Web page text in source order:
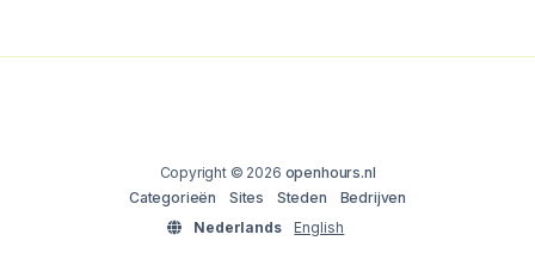
Copyright © 2026 openhours.nl
Categorieën
Sites Steden
Bedrijven
Nederlands
English